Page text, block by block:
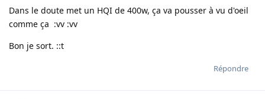
Dans le doute met un HQI de 400w, ça va pousser à vu d'oeil
comme ça :vv :vv
Bon je sort. ::t
Répondre